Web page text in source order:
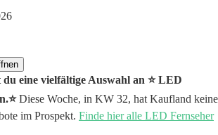
eine vielfältige Auswahl an ⭐️ LED
Diese Woche, in KW 32, hat Kaufland keine
im Prospekt. Finde hier alle LED Fernseher